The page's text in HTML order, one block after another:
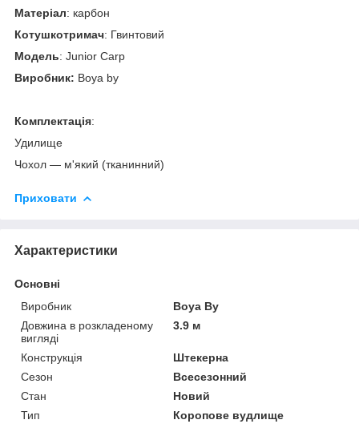
Матеріал: карбон
Котушкотримач: Гвинтовий
Модель: Junior Carp
Виробник: Boya by
Комплектація:
Удилище
Чохол — м'який (тканинний)
Приховати
Характеристики
Основні
Виробник
Boya By
Довжина в розкладеному
вигляді
3.9 м
Конструкція
Штекерна
Сезон
Всесезонний
Стан
Новий
Тип
Коропове вудлище